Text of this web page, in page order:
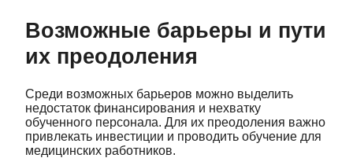
Возможные барьеры и пути
их преодоления
Среди возможных барьеров можно выделить
недостаток финансирования и нехватку
обученного персонала. Для их преодоления важно
привлекать инвестиции и проводить обучение для
медицинских работников.